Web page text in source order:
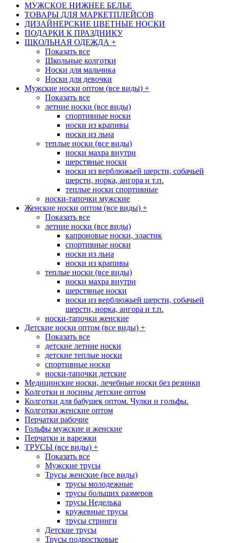
МУЖСКОЕ НИЖНЕЕ БЕЛЬЕ
ТОВАРЫ ДЛЯ МАРКЕТПЛЕЙСОВ
ДИЗАЙНЕРСКИЕ ЦВЕТНЫЕ НОСКИ
ПОДАРКИ К ПРАЗДНИКУ
ШКОЛЬНАЯ ОДЕЖДА +
Показать все
Школьные колготки
Носки для мальчика
Носки для девочки
Мужские носки оптом (все виды) +
Показать все
летние носки (все виды)
спортивные носки
носки из крапивы
носки из льна
теплые носки (все виды)
носки махра внутри
шерстяные носки
носки из верблюжьей шерсти, собачьей
шерсти, норка, ангора и т.п.
теплые носки спортивные
носки-тапочки мужские
Женские носки оптом (все виды) +
Показать все
летние носки (все виды)
капроновые носки, эластик
спортивные носки
носки из льна
носки из крапивы
теплые носки (все виды)
носки махра внутри
шерстяные носки
носки из верблюжьей шерсти, собачьей
шерсти, норка, ангора и т.п.
носки-тапочки женские
Детские носки оптом (все виды) +
Показать все
детские летние носки
детские теплые носки
спортивные носки
носки-тапочки детские
Медицинские носки, лечебные носки без резинки
Колготки и лосины детские оптом
Колготки для бабушек оптом. Чулки и гольфы.
Колготки женские оптом
Перчатки рабочие
Гольфы мужские и женские
Перчатки и варежки
ТРУСЫ (все виды) +
Показать все
Мужские трусы
Трусы женские (все виды)
трусы молодежные
трусы больших размеров
трусы Неделька
кружевные трусы
трусы стринги
Детские трусы
Трусы подростковые